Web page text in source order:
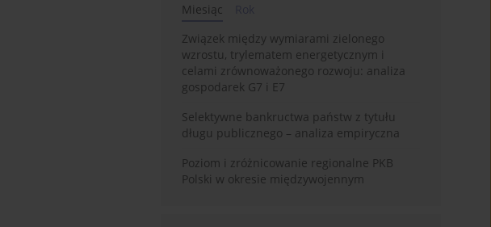
Miesiąc
Związek między wymiarami zielonego
wzrostu, trylematem energetycznym i
celami zrównoważonego rozwoju: analiza
gospodarek G7 i E7
Selektywne bankructwa państw z tytułu
długu publicznego – analiza empiryczna
Poziom i zróżnicowanie regionalne PKB
Polski w okresie międzywojennym